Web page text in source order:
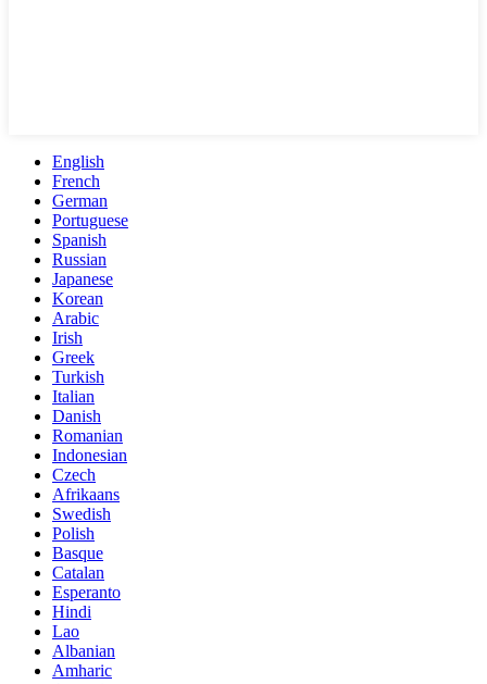
English
French
German
Portuguese
Spanish
Russian
Japanese
Korean
Arabic
Irish
Greek
Turkish
Italian
Danish
Romanian
Indonesian
Czech
Afrikaans
Swedish
Polish
Basque
Catalan
Esperanto
Hindi
Lao
Albanian
Amharic